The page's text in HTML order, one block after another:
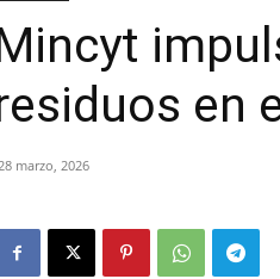
en
marzo, 2026